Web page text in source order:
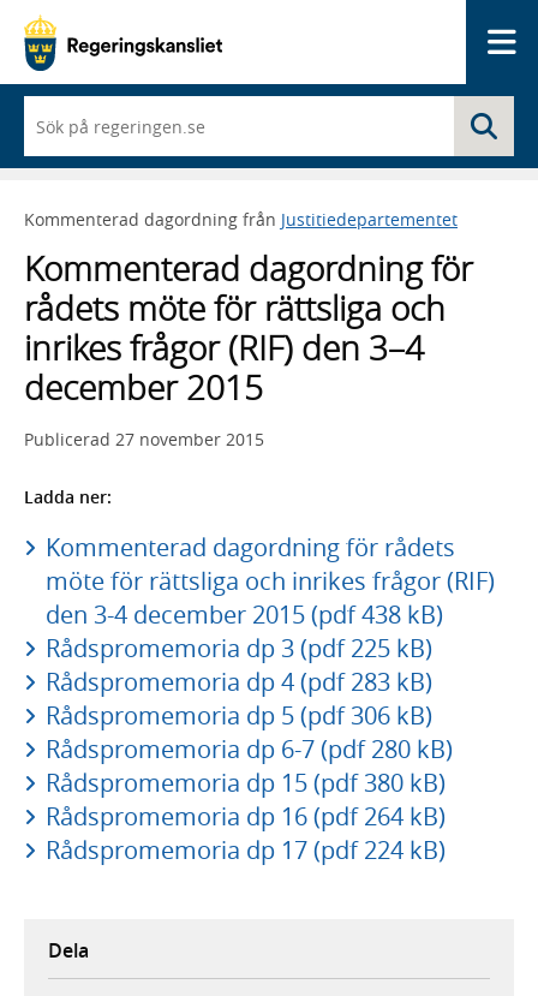
du
börjar
skriva
framträder
lista
med
sökförslag
Kommenterad dagordning från Justitiedepartementet
Kommenterad dagordning för
rådets möte för rättsliga och
inrikes frågor (RIF) den 3–4
december 2015
Publicerad 27 november 2015
Ladda ner:
Kommenterad dagordning för rådets
möte för rättsliga och inrikes frågor (RIF)
den 3-4 december 2015 (pdf 438 kB)
Rådspromemoria dp 3 (pdf 225 kB)
Rådspromemoria dp 4 (pdf 283 kB)
Rådspromemoria dp 5 (pdf 306 kB)
Rådspromemoria dp 6-7 (pdf 280 kB)
Rådspromemoria dp 15 (pdf 380 kB)
Rådspromemoria dp 16 (pdf 264 kB)
Rådspromemoria dp 17 (pdf 224 kB)
Dela